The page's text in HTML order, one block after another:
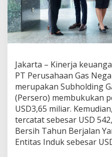
t
a
n
U
S
,
6
5
m
l
i
a
r
Jakarta – Kinerja
PT Perusahaan Gas
merupakan Subholding
(Persero) membukukan
USD3,65 miliar.
tercatat sebesar USD
Bersih Tahun Berjalan
Entitas Induk sebesar